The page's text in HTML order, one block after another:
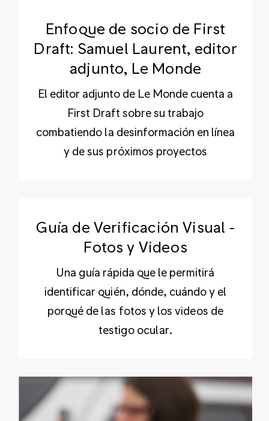
Enfoque de socio de First
Draft: Samuel Laurent, editor
adjunto, Le Monde
El editor adjunto de Le Monde cuenta a
First Draft sobre su trabajo
combatiendo la desinformación en línea
y de sus próximos proyectos
Guía de Verificación Visual -
Fotos y Videos
Una guía rápida que le permitirá
identificar quién, dónde, cuándo y el
porqué de las fotos y los videos de
testigo ocular.